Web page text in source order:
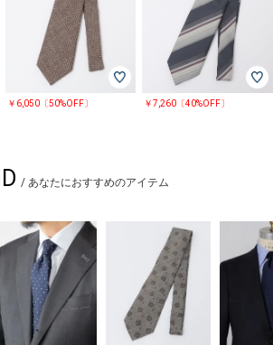
￥6,050〔50%OFF〕 ￥7,260〔40%OFF〕
/ あなたにおすすめのアイテム